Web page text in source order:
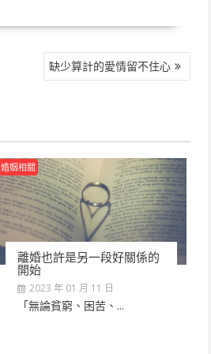
缺少算計的愛情留不住心
婚姻相關
離婚也許是另一段好關係的
開始
2023 年 01 月 11 日
「無論貧窮、困苦、...